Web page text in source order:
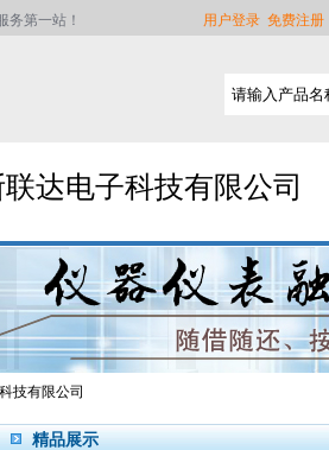
用户登录 免费注册
务第一站！
达电子科技有限公司
技有限公司
精品展示